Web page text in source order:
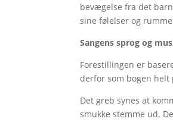
bevægelse fra det
sine følelser og
Sangens sprog og
Forestillingen er
derfor som bogen
Det greb synes at
smukke stemme ud.